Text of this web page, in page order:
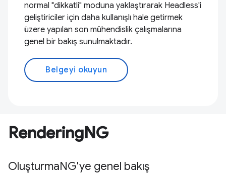
normal "dikkatli" moduna yaklaştırarak Headless'i
geliştiriciler için daha kullanışlı hale getirmek
üzere yapılan son mühendislik çalışmalarına
genel bir bakış sunulmaktadır.
Belgeyi okuyun
RenderingNG
OluşturmaNG'ye genel bakış